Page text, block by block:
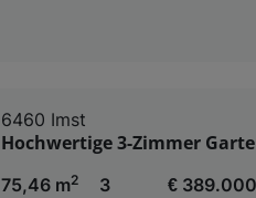
6460 Imst
Hochwertige 3-Zimmer
75,46 m2
3 €